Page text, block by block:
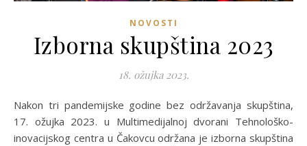
NOVOSTI
Izborna skupština 2023
18. ožujka 2023.
Nakon tri pandemijske godine bez održavanja skupština,
17. ožujka 2023. u Multimedijalnoj dvorani Tehnološko-
inovacijskog centra u Čakovcu održana je izborna skupština